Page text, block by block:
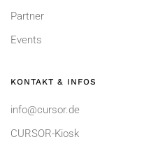
Partner
Events
KONTAKT & INFOS
info@cursor.de
CURSOR-Kiosk